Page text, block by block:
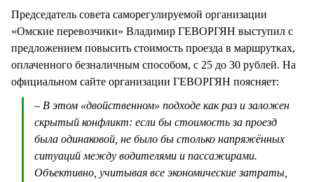
Председатель совета саморегулируемой организации
«Омские перевозчики» Владимир ГЕВОРГЯН выступил с
предложением повысить стоимость проезда в маршрутках,
оплаченного безналичным способом, с 25 до 30 рублей. На
официальном сайте организации ГЕВОРГЯН поясняет:
– В этом «двойственном» подходе как раз и заложен
скрытый конфликт: если бы стоимость за проезд
была одинаковой, не было бы столько напряжённых
ситуаций между водителями и пассажирами.
Объективно, учитывая все экономические затраты,